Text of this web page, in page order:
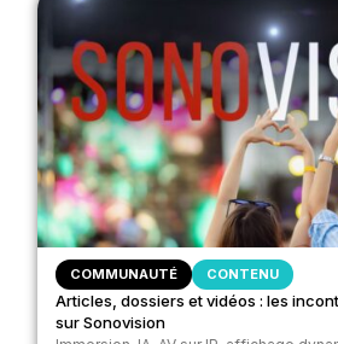
COMMUNAUTÉ CONTENU
Articles, dossiers et vidéos : les
sur Sonovision